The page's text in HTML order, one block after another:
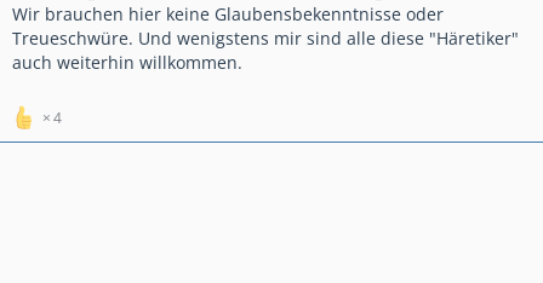
Wir brauchen hier keine Glaubensbekenntnisse oder
Treueschwüre. Und wenigstens mir sind alle diese "Häretiker"
auch weiterhin willkommen.
4